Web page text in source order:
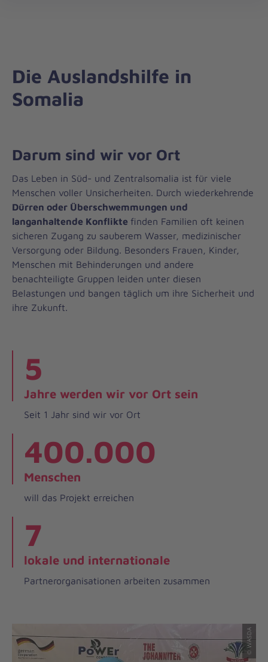
Die Auslandshilfe in
Somalia
Darum sind wir vor Ort
Das Leben in Süd- und Zentralsomalia ist für viele
Menschen voller Unsicherheiten. Durch wiederkehrende
Dürren oder Überschwemmungen und
langanhaltende Konflikte finden Familien oft keinen
sicheren Zugang zu sauberem Wasser, medizinischer
Versorgung oder Bildung. Besonders Frauen, Kinder,
Menschen mit Behinderungen und andere
benachteiligte Gruppen leiden unter diesen
Belastungen und bangen täglich um ihre Sicherheit und
ihre Zukunft.
5
Jahre werden wir vor Ort sein
Seit 1 Jahr sind wir vor Ort
400.000
Menschen
will das Projekt erreichen
7
lokale und internationale
Partnerorganisationen arbeiten zusammen
© WASDA